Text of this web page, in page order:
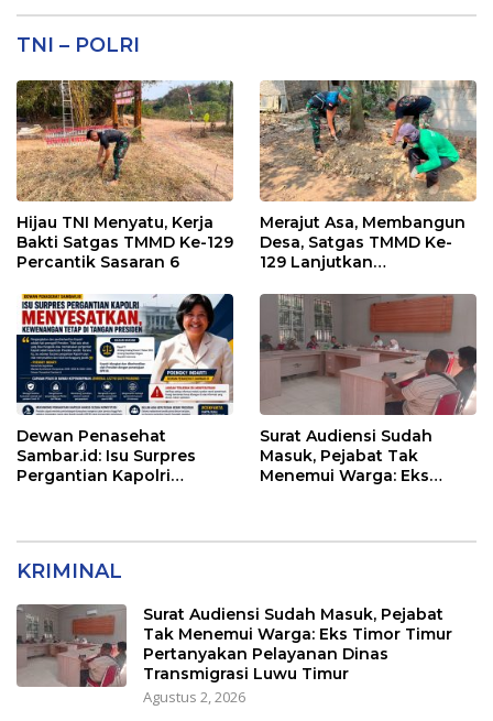
TNI – POLRI
Hijau TNI Menyatu, Kerja
Bakti Satgas TMMD Ke-129
Percantik Sasaran 6
Merajut Asa, Membangun
Desa, Satgas TMMD Ke-
129 Lanjutkan
Dewan Penasehat
Sambar.id: Isu Surpres
Pergantian Kapolri
Surat Audiensi Sudah
Masuk, Pejabat Tak
Menemui Warga: Eks
KRIMINAL
Surat Audiensi Sudah Masuk, Pejabat
Tak Menemui Warga: Eks Timor Timur
Pertanyakan Pelayanan Dinas
Transmigrasi Luwu Timur
Agustus 2, 2026